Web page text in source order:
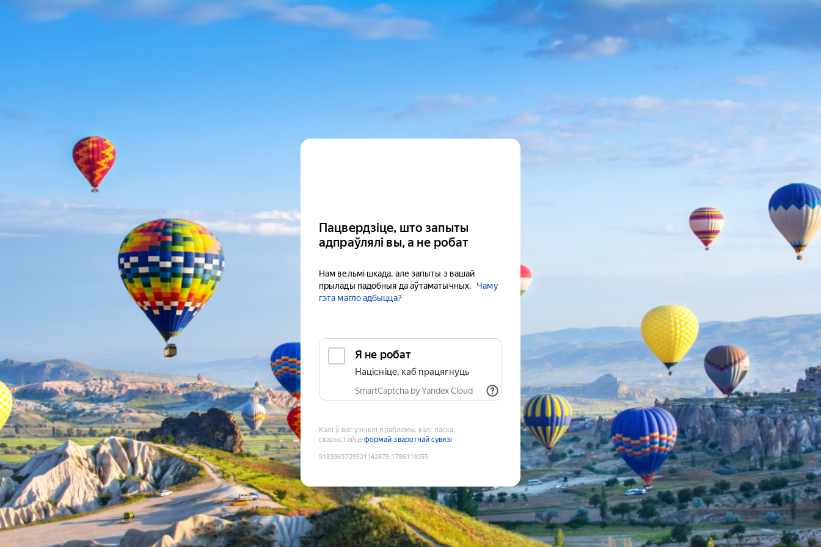
Пацвердзіце, што запыты
адпраўлялі вы, а не робат
Нам вельмі шкада, але запыты з вашай
прылады падобныя да аўтаматычных.
Чаму
гэта магло адбыцца?
Я не робат
Націсніце, каб працягнуць
SmartCaptcha by Yandex Cloud
Калі ў вас узніклі праблемы, калі ласка,
скарыстайцеформай зваротнай сувязі
9183969729521142875:1786119255